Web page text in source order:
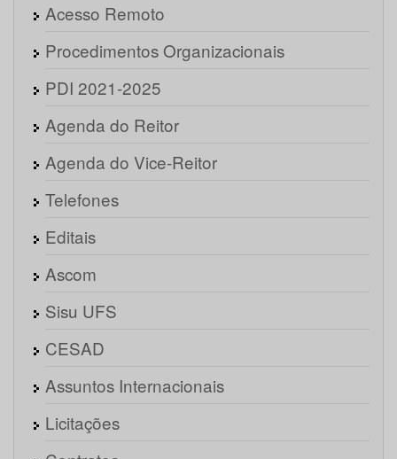
Acesso Remoto
Procedimentos Organizacionais
PDI 2021-2025
Agenda do Reitor
Agenda do Vice-Reitor
Telefones
Editais
Ascom
Sisu UFS
CESAD
Assuntos Internacionais
Licitações